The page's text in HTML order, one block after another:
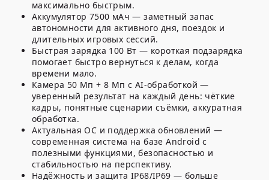
максимально быстрым.
Аккумулятор 7500 мАч — заметный запас
автономности для активного дня, поездок и
длительных игровых сессий.
Быстрая зарядка 100 Вт — короткая подзарядка
помогает быстро вернуться к делам, когда
времени мало.
Камера 50 Мп + 8 Мп с AI-обработкой —
уверенный результат на каждый день: чёткие
кадры, понятные сценарии съёмки, аккуратная
обработка.
Актуальная ОС и поддержка обновлений —
современная система на базе Android с
полезными функциями, безопасностью и
стабильностью на перспективу.
Надёжность и защита IP68/IP69 — больше